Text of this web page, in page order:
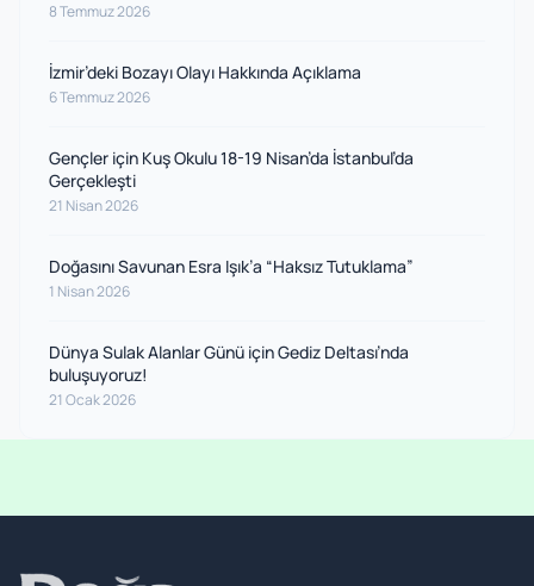
8 Temmuz 2026
İzmir’deki Bozayı Olayı Hakkında Açıklama
6 Temmuz 2026
Gençler için Kuş Okulu 18-19 Nisan’da İstanbul’da
Gerçekleşti
21 Nisan 2026
Doğasını Savunan Esra Işık’a “Haksız Tutuklama”
1 Nisan 2026
Dünya Sulak Alanlar Günü için Gediz Deltası’nda
buluşuyoruz!
21 Ocak 2026